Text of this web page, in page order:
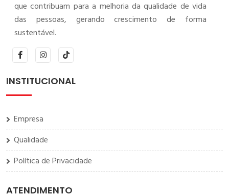
que contribuam para a melhoria da qualidade de vida
das pessoas, gerando crescimento de forma
sustentável.
INSTITUCIONAL
Empresa
Qualidade
Política de Privacidade
ATENDIMENTO